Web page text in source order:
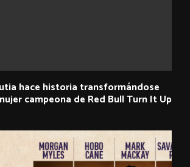
hace historia transformándose
campeona de Red Bull Turn It Up